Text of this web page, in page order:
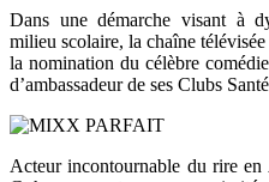
Dans une démarche visant à
milieu scolaire, la chaîne
la nomination du célèbre
d’ambassadeur de ses Clubs
Acteur incontournable du rire